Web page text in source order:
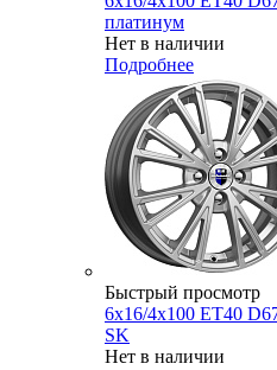
платинум
Нет в наличии
Подробнее
Быстрый просмотр
6x16/4x100 ET40
SK
Нет в наличии